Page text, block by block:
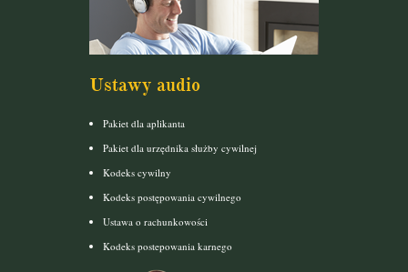
Ustawy audio
Pakiet dla aplikanta
Pakiet dla urzędnika służby cywilnej
Kodeks cywilny
Kodeks postępowania cywilnego
Ustawa o rachunkowości
Kodeks postepowania karnego